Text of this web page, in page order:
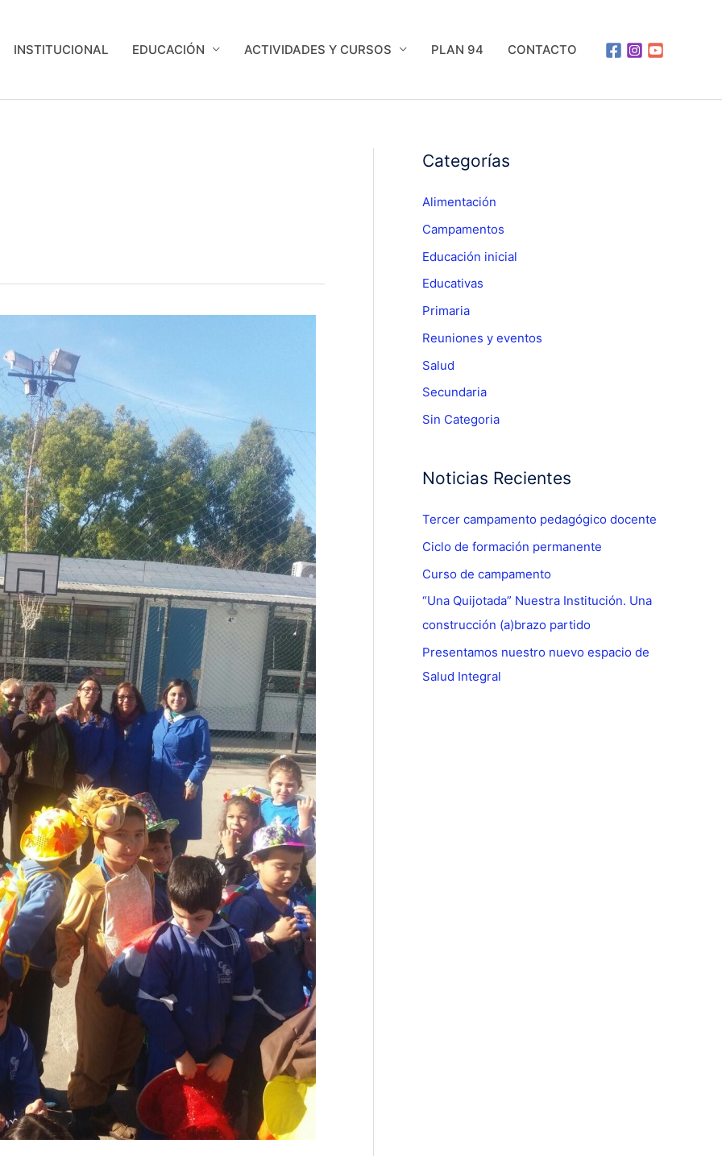
INSTITUCIONAL EDUCACIÓN ACTIVIDADES Y CURSOS PLAN 94 CONTACTO
Categorías
Alimentación
Campamentos
Educación inicial
Educativas
Primaria
Reuniones y eventos
Salud
Secundaria
Sin Categoria
Noticias Recientes
Tercer campamento pedagógico docente
Ciclo de formación permanente
Curso de campamento
“Una Quijotada” Nuestra Institución. Una
construcción (a)brazo partido
Presentamos nuestro nuevo espacio de
Salud Integral